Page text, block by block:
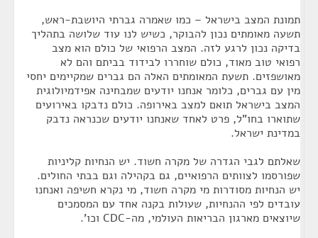
תמונת המצב בישראל – כמו שאמרה גברתי היושבת-ראש,
תשעה מאומתים נכון להבוקר, כשיש לנו עוד שלושה בתהליך
בדיקה נכון לרגע לזה. המצב הרפואי של כולם הוא מצב
רפואי טוב מאוד, כולם שוחררו לבידוד בביתם והם לא
מאושפזים. תשעת המאומתים האלה הם גברים שמקיימים יחסי
מין עם גברים, כלומר אנחנו יודעים שמבחינה אפידמיולוגית
המצב בישראל תואם למצב באירופה. כולם נדבקו באירועים
שתוארו בחו"ל, פרט לאחד שאנחנו יודעים שכנראה נדבק
במדינת ישראל.
שאלתם לגבי הגדרה של מקרה חשוד. יש הנחיות קליניות
שפורסמו לצוותים הרפואיים, גם בקהילה וגם בבתי החולים.
יש הנחיות מסודרות מי מקרה חשוד, מי נקרא חשיפה ואנחנו
עובדים לפי ההנחיות, שעולות בקנה אחד עם המסמכים
שיוצאים מארגון הבריאות העולמי, מה-CDC וכו'.